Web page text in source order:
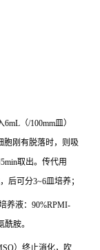
6mL （/100mm皿）
胞刚有脱落时，则吸
5min取出。传代用
后可分3~6皿培养；
养液： 90%RPMI-
胺。
）终止消化，吹